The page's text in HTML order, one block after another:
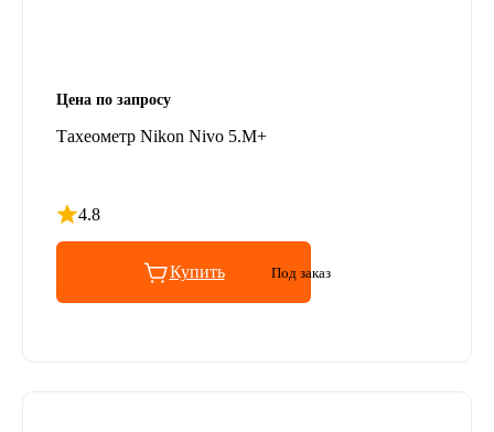
Цена по запросу
Тахеометр Nikon Nivo 5.M+
4.8
Рейтинг 4.8 из 5
Купить Под заказ